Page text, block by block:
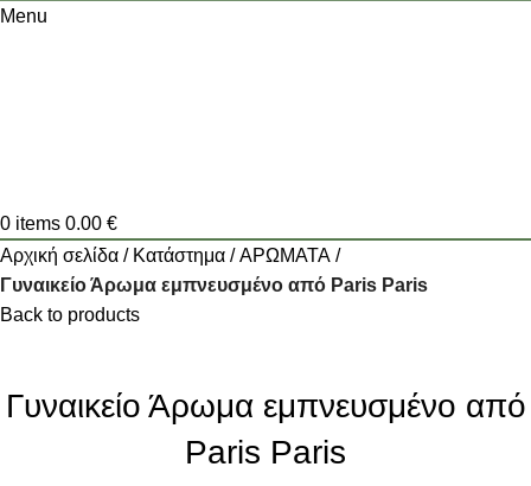
Menu
0 items 0.00 €
Αρχική σελίδα
Κατάστημα
ΑΡΩΜΑΤΑ
Γυναικείο Άρωμα εμπνευσμένο από Paris Paris
Back to products
Γυναικείο Άρωμα εμπνευσμένο από
Paris Paris